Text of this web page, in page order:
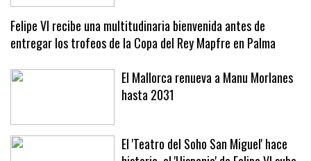
Felipe VI recibe una multitudinaria bienvenida antes de
entregar los trofeos de la Copa del Rey Mapfre en Palma
El Mallorca renueva a Manu Morlanes